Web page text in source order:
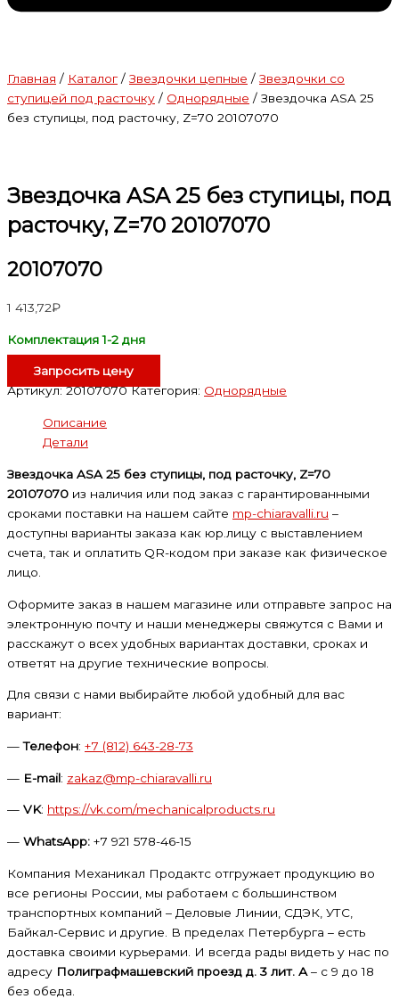
Главная / Каталог / Звездочки цепные / Звездочки со
ступицей под расточку / Однорядные / Звездочка ASA 25
без ступицы, под расточку, Z=70 20107070
Звездочка ASA 25 без ступицы, под
расточку, Z=70 20107070
20107070
1 413,72₽
Комплектация 1-2 дня
Запросить цену
Артикул:20107070Категория: Однорядные
Описание
Детали
Звездочка ASA 25 без ступицы, под расточку, Z=70
20107070 из наличия или под заказ с гарантированными
сроками поставки на нашем сайте mp-chiaravalli.ru –
доступны варианты заказа как юр.лицу с выставлением
счета, так и оплатить QR-кодом при заказе как физическое
лицо.
Оформите заказ в нашем магазине или отправьте запрос на
электронную почту и наши менеджеры свяжутся с Вами и
расскажут о всех удобных вариантах доставки, сроках и
ответят на другие технические вопросы.
Для связи с нами выбирайте любой удобный для вас
вариант:
—Телефон: +7 (812) 643-28-73
— E-mail: zakaz@mp-chiaravalli.ru
— VK: https://vk.com/mechanicalproducts.ru
— WhatsApp: +7 921 578-46-15
Компания Механикал Продактс отгружает продукцию во
все регионы России, мы работаем с большинством
транспортных компаний – Деловые Линии, СДЭК, УТС,
Байкал-Сервис и другие. В пределах Петербурга – есть
доставка своими курьерами. И всегда рады видеть у нас по
адресу Полиграфмашевский проезд д. 3 лит. А – с 9 до 18
без обеда.